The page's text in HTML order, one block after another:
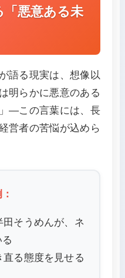
「悪意ある未
語る現実は、想像以
明らかに悪意のある
—この言葉には、長
営者の苦悩が込めら
田そうめんが、ネ
直る態度を見せる